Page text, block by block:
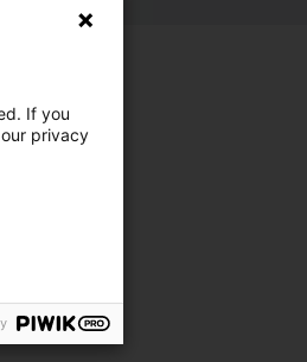
If you
privacy